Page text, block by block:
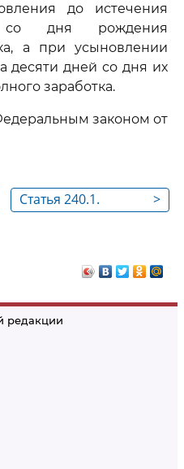
редакции
до истечения
со дня рождения
а при усыновлении
десяти дней со дня их
заработка.
законом от
>
Статья 240.1.
государственному
социальному
страхованию